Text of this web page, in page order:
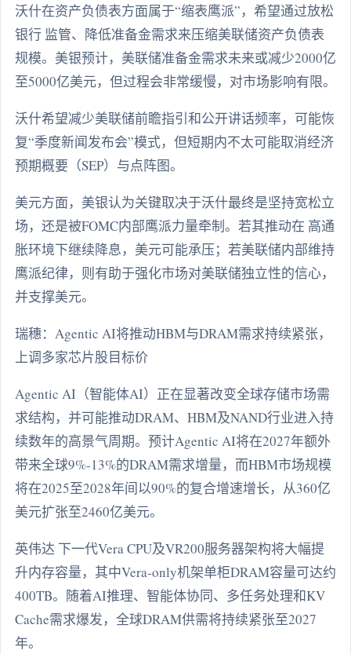
沃什在资产负债表方面属于“缩表鹰派”，希望通过放松
银行 监管、降低准备金需求来压缩美联储资产负债表
规模。美银预计，美联储准备金需求未来或减少2000亿
至5000亿美元，但过程会非常缓慢，对市场影响有限。
沃什希望减少美联储前瞻指引和公开讲话频率，可能恢
复“季度新闻发布会”模式，但短期内不太可能取消经济
预期概要（SEP）与点阵图。
美元方面，美银认为关键取决于沃什最终是坚持宽松立
场，还是被FOMC内部鹰派力量牵制。若其推动在 高通
胀环境下继续降息，美元可能承压；若美联储内部维持
鹰派纪律，则有助于强化市场对美联储独立性的信心，
并支撑美元。
瑞穗：Agentic AI将推动HBM与DRAM需求持续紧张，
上调多家芯片股目标价
Agentic AI（智能体AI）正在显著改变全球存储市场需
求结构，并可能推动DRAM、HBM及NAND行业进入持
续数年的高景气周期。预计Agentic AI将在2027年额外
带来全球9%-13%的DRAM需求增量，而HBM市场规模
将在2025至2028年间以90%的复合增速增长，从360亿
美元扩张至2460亿美元。
英伟达 下一代Vera CPU及VR200服务器架构将大幅提
升内存容量，其中Vera-only机架单柜DRAM容量可达约
400TB。随着AI推理、智能体协同、多任务处理和KV
Cache需求爆发，全球DRAM供需将持续紧张至2027
年。